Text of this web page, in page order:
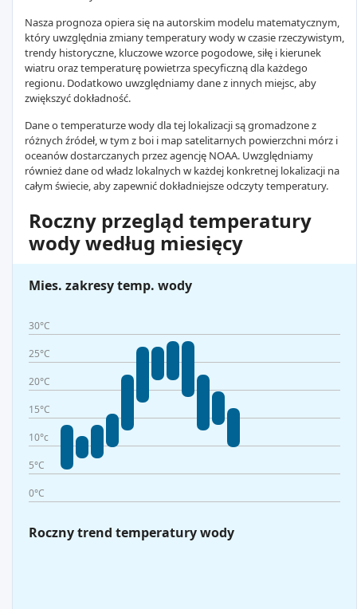
Nasza prognoza opiera się na autorskim modelu matematycznym,
który uwzględnia zmiany temperatury wody w czasie rzeczywistym,
trendy historyczne, kluczowe wzorce pogodowe, siłę i kierunek
wiatru oraz temperaturę powietrza specyficzną dla każdego
regionu. Dodatkowo uwzględniamy dane z innych miejsc, aby
zwiększyć dokładność.
Dane o temperaturze wody dla tej lokalizacji są gromadzone z
różnych źródeł, w tym z boi i map satelitarnych powierzchni mórz i
oceanów dostarczanych przez agencję NOAA. Uwzględniamy
również dane od władz lokalnych w każdej konkretnej lokalizacji na
całym świecie, aby zapewnić dokładniejsze odczyty temperatury.
Roczny przegląd temperatury
wody według miesięcy
Mies. zakresy temp. wody
30°C
25°C
20°C
15°C
10°c
5°C
0°C
Roczny trend temperatury wody